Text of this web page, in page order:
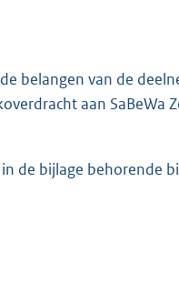
belangen van de
aan SaBeWa
de bijlage behorende